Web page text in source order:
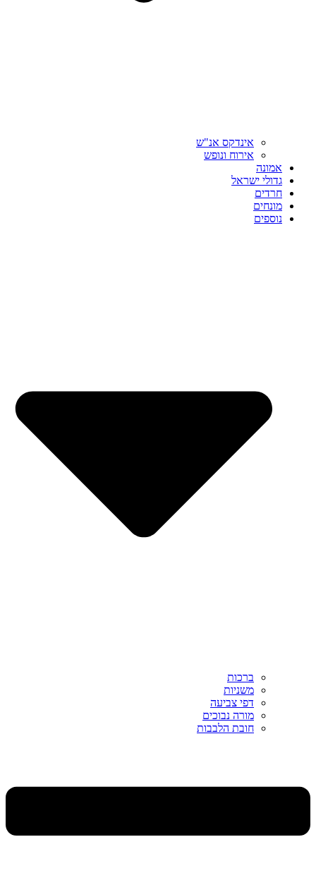
אינדקס אנ"ש
אירוח ונופש
אמונה
גדולי ישראל
חרדים
מונחים
נוספים
ברכות
משניות
דפי צביעה
מורה נבוכים
חובת הלבבות